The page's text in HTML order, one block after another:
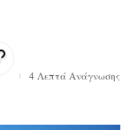
4 Λεπτά Ανάγνωσης